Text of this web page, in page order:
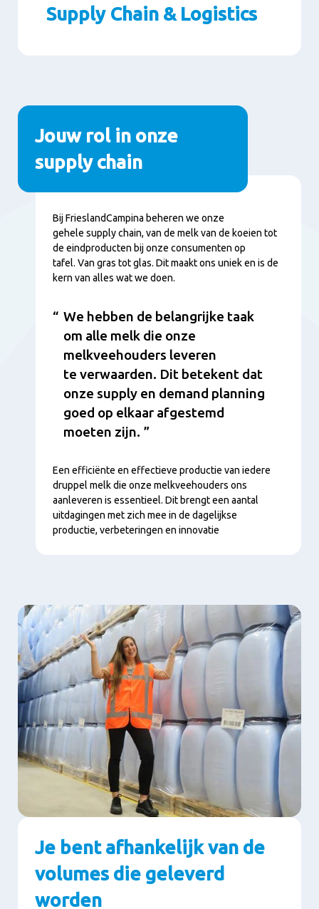
Supply Chain & Logistics
Paragrafen
Jouw rol in onze
supply chain
Inhoud
Bij FrieslandCampina beheren we onze
gehele supply chain, van de melk van de koeien tot
de eindproducten bij onze consumenten op
tafel. Van gras tot glas. Dit maakt ons uniek en is de
kern van alles wat we doen.
We hebben de belangrijke taak
om alle melk die onze
melkveehouders leveren
te verwaarden. Dit betekent dat
onze supply en demand planning
goed op elkaar afgestemd
moeten zijn.
Een efficiënte en effectieve productie van iedere
druppel melk die onze melkveehouders ons
aanleveren is essentieel. Dit brengt een aantal
uitdagingen met zich mee in de dagelijkse
productie, verbeteringen en innovatie
Je bent afhankelijk van de
volumes die geleverd
worden